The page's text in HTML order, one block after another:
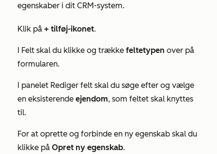
egenskaber i dit CRM-system.
Klik på + tilføj-ikonet.
I Felt skal du klikke og trække feltetypen over på
formularen.
I panelet Rediger felt skal du søge efter og vælge
en eksisterende ejendom, som feltet skal knyttes
til.
For at oprette og forbinde en ny egenskab skal du
klikke på Opret ny egenskab.